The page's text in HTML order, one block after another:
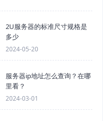
2U服务器的标准尺寸规格是
多少
2024-05-20
服务器ip地址怎么查询？在哪
里看？
2024-03-01